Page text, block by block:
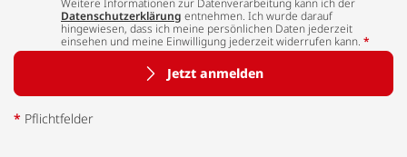
Weitere Informationen zur Datenverarbeitung kann ich der
Datenschutzerklärung entnehmen. Ich wurde darauf
hingewiesen, dass ich meine persönlichen Daten jederzeit
einsehen und meine Einwilligung jederzeit widerrufen kann. *
Jetzt anmelden
* Pflichtfelder